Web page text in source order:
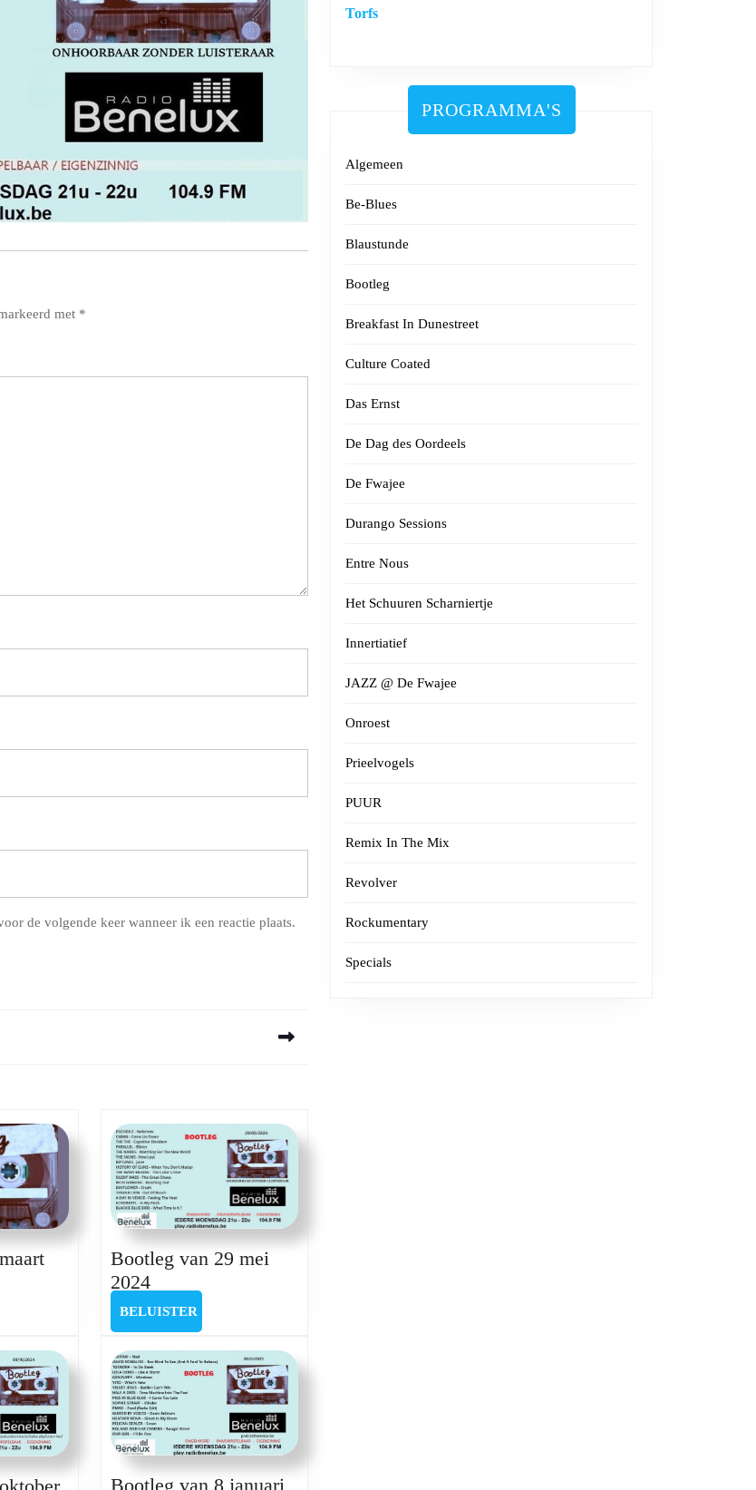
met *
de volgende keer wanneer ik een reactie plaats.
Bootleg van 29 mei
2024Bootleg
van
29
mei
2024
BELUISTERBELUISTER
Bootleg van 8 januari
Torfs
PROGRAMMA'S
Algemeen
Be-Blues
Blaustunde
Bootleg
Breakfast In Dunestreet
Culture Coated
Das Ernst
De Dag des Oordeels
De Fwajee
Durango Sessions
Entre Nous
Het Schuuren Scharniertje
Innertiatief
JAZZ @ De Fwajee
Onroest
Prieelvogels
PUUR
Remix In The Mix
Revolver
Rockumentary
Specials